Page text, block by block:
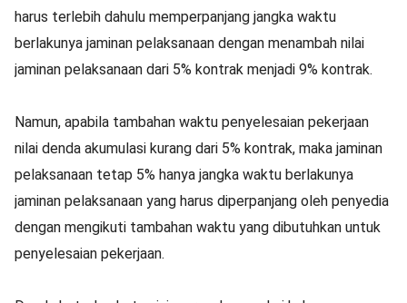
harus terlebih dahulu memperpanjang jangka waktu
berlakunya jaminan pelaksanaan dengan menambah nilai
jaminan pelaksanaan dari 5% kontrak menjadi 9% kontrak.
Namun, apabila tambahan waktu penyelesaian pekerjaan
nilai denda akumulasi kurang dari 5% kontrak, maka jaminan
pelaksanaan tetap 5% hanya jangka waktu berlakunya
jaminan pelaksanaan yang harus diperpanjang oleh penyedia
dengan mengikuti tambahan waktu yang dibutuhkan untuk
penyelesaian pekerjaan.